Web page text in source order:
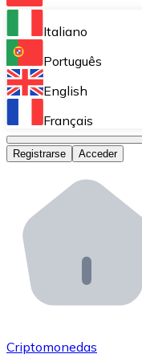
Bitnovo Ramp
Integra nuestra
Bitnovo Giftcards
Bitnovo OTC
Bitnovo ATM
Integra un ATM
Bitnovo API
Integra nuestra
Únete a nuestra
Italiano
Português
English
Français
Registrarse Acceder
Criptomonedas